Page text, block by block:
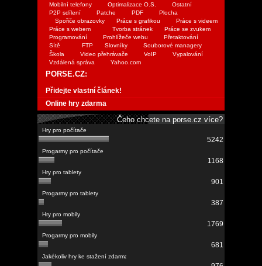
Mobilní telefony
Optimalizace O.S.
Ostatní
P2P sdílení
Patche PDF
Plocha
Spořiče obrazovky
Práce s grafikou
Práce s videem
Práce s webem
Tvorba stránek
Práce se zvukem
Programování
Prohlížeče webu
Přetaktování
Sítě
FTP Slovníky
Souborové managery
Škola
Video přehrávače VoIP
Vypalování
Vzdálená správa
Yahoo.com
PORSE.CZ:
Přidejte vlastní článek!
Online hry zdarma
Čeho chcete na porse.cz více?
5242
1168
901
387
1769
681